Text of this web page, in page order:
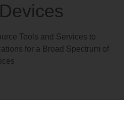
Tools and Services to
for a Broad Spectrum of